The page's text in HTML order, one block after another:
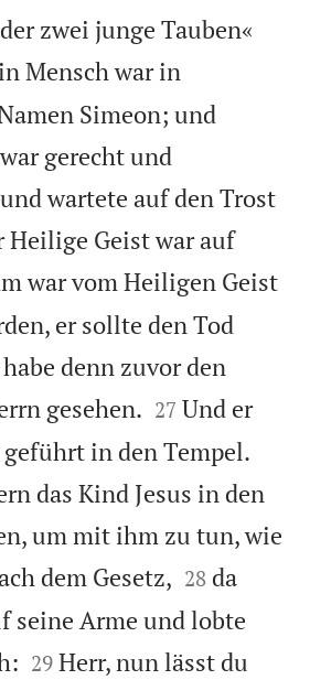
zwei junge Tauben«
Mensch war in
Simeon; und
gerecht und
wartete auf den Trost
Heilige Geist war auf
war vom Heiligen Geist
er sollte den Tod
denn zuvor den
gesehen. 

27 Und er
in den Tempel.
das Kind Jesus in den
um mit ihm zu tun, wie
dem Gesetz, 

28 da
seine Arme und lobte


29 Herr, nun lässt du